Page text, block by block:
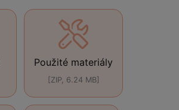
Použité materiály
[ZIP, 6.24 MB]